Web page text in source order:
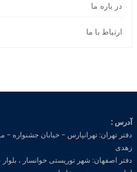
در باره ما
ارتباط با ما
آدرس :
دفتر تهران: تهرانپارس - خیابان جشنواره -
زهدی
دفتر اصفهان: شهر توریستی خوانسار ،